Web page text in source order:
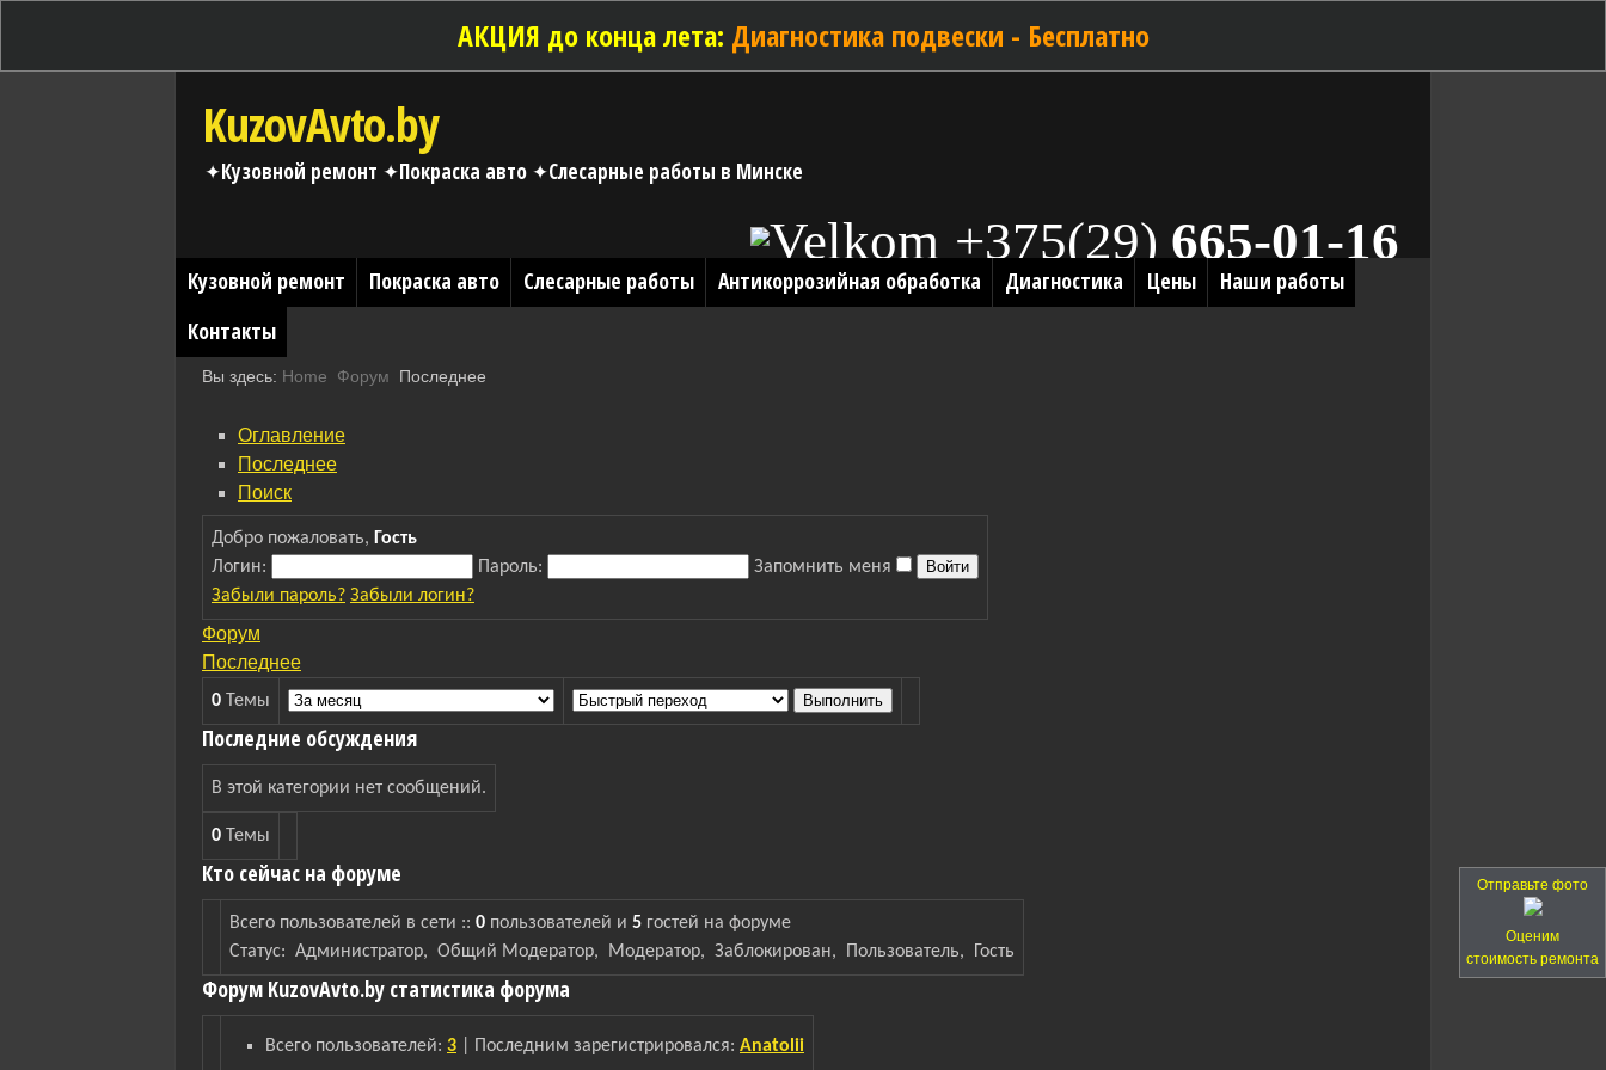
АКЦИЯ до конца лета: Диагностика подвески - Бесплатно
Отправьте фото
Оценим
стоимость ремонта
KuzovAvto.by
✦Кузовной ремонт ✦Покраска авто ✦Слесарные работы в Минске
+375(29) 665-01-16
Кузовной ремонт Покраска авто Слесарные работы Антикоррозийная обработка Диагностика Цены
Наши работы
Контакты
Вы здесь: Home Форум Последнее
Оглавление
Последнее
Поиск
Добро пожаловать, Гость
Логин:
Пароль:
Запомнить меня
Забыли пароль? Забыли логин?
Форум
Последнее
0 Темы
Последние обсуждения
В этой категории нет сообщений.
0 Темы
Кто сейчас на форуме
Всего пользователей в сети :: 0 пользователей и 5 гостей на форуме
Статус: Администратор, Общий Модератор, Модератор, Заблокирован, Пользователь, Гость
Форум KuzovAvto.by статистика форума
Всего пользователей: 3 Последним зарегистрировался: Anatolii